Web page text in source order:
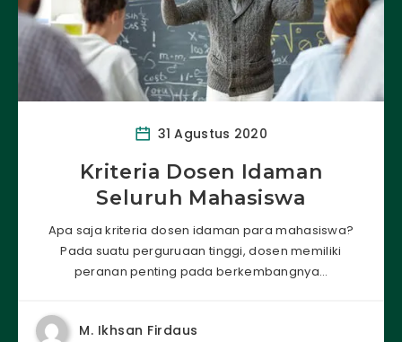
31 Agustus 2020
Kriteria Dosen Idaman
Seluruh Mahasiswa
Apa saja kriteria dosen idaman para mahasiswa?
Pada suatu perguruaan tinggi, dosen memiliki
peranan penting pada berkembangnya…
M. Ikhsan Firdaus